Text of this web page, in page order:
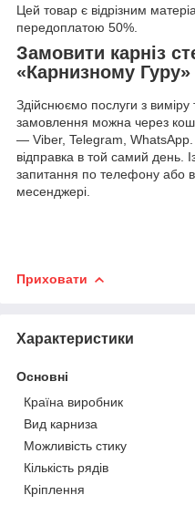
Цей товар є відрізним
передоплатою 50%.
Замовити карніз
«Карнизному Гуру»
Здійснюємо послуги з
замовлення можна через
— Viber, Telegram,
відправка в той самий день.
запитання по телефону або
месенджері.
Приховати
Характеристики
Основні
Країна виробник
Вид карниза
Можливість стику
Кількість рядів
Кріплення